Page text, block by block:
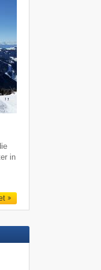
in